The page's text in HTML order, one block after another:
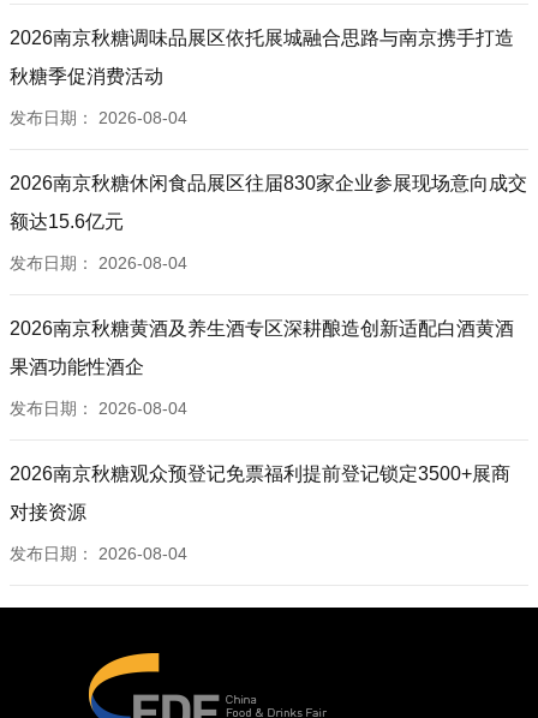
2026南京秋糖调味品展区依托展城融合思路与南京携手打造
秋糖季促消费活动
发布日期： 2026-08-04
2026南京秋糖休闲食品展区往届830家企业参展现场意向成交
额达15.6亿元
发布日期： 2026-08-04
2026南京秋糖黄酒及养生酒专区深耕酿造创新适配白酒黄酒
果酒功能性酒企
发布日期： 2026-08-04
2026南京秋糖观众预登记免票福利提前登记锁定3500+展商
对接资源
发布日期： 2026-08-04